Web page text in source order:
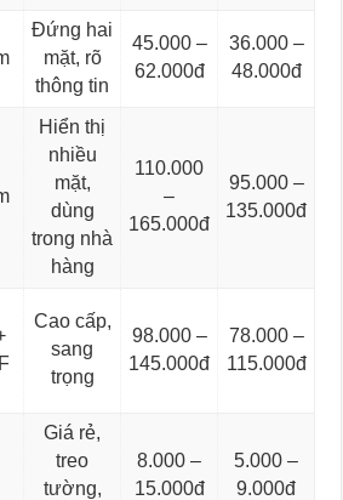
Đứng hai
mặt, rõ
thông tin
45.000 –
62.000đ
36.000 –
48.000đ
Hiển thị
nhiều
mặt,
dùng
trong nhà
hàng
110.000
–
165.000đ
95.000 –
135.000đ
Cao cấp,
sang
trọng
98.000 –
145.000đ
78.000 –
115.000đ
Giá rẻ,
treo
tường,
8.000 –
15.000đ
5.000 –
9.000đ